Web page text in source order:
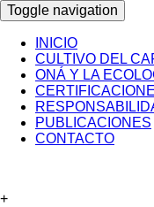
Toggle navigation
INICIO
CULTIVO DEL
ONÁ Y LA
PUBLICACIONES
CONTACTO
+